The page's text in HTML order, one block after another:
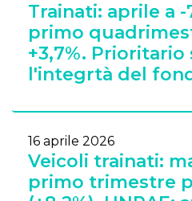
Trainati: aprile a -
primo
+3,7%.
l'integrtà del
16 aprile 2026
Veicoli trainati:
primo trimestre